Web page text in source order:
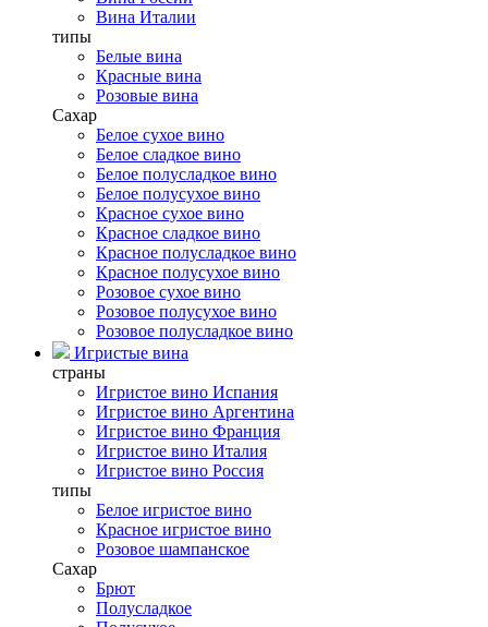
Вина Италии
типы
Белые вина
Красные вина
Розовые вина
Сахар
Белое сухое вино
Белое сладкое вино
Белое полусладкое вино
Белое полусухое вино
Красное сухое вино
Красное сладкое вино
Красное полусладкое вино
Красное полусухое вино
Розовое сухое вино
Розовое полусухое вино
Розовое полусладкое вино
Игристые вина
страны
Игристое вино Испания
Игристое вино Аргентина
Игристое вино Франция
Игристое вино Италия
Игристое вино Россия
типы
Белое игристое вино
Красное игристое вино
Розовое шампанское
Сахар
Брют
Полусладкое